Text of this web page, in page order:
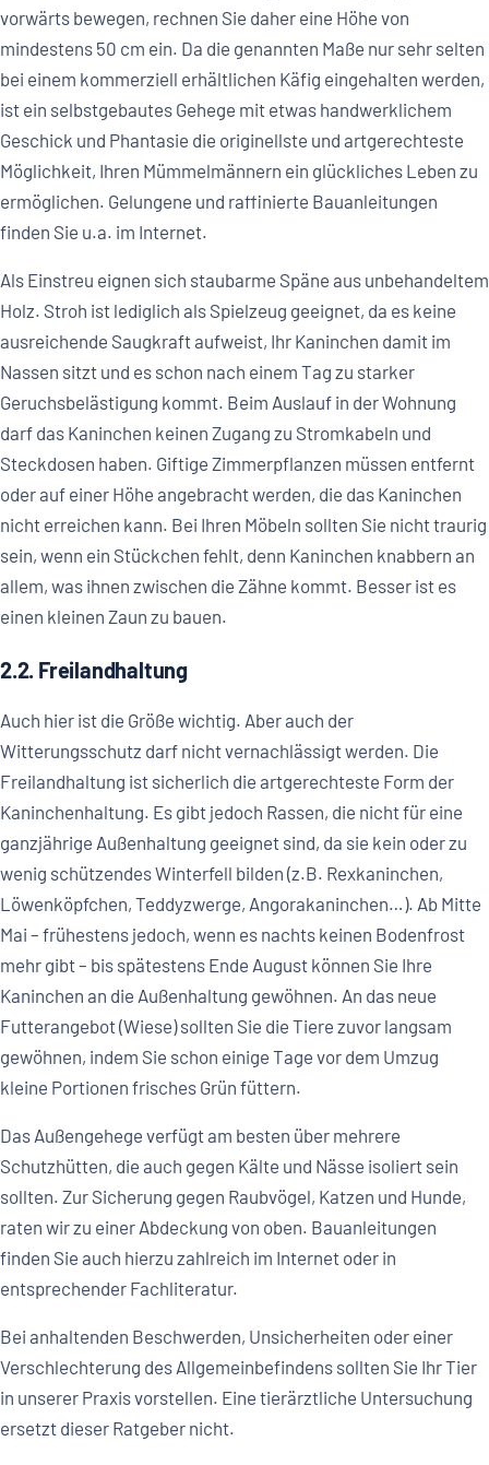
vorwärts bewegen, rechnen Sie daher eine Höhe von
mindestens 50 cm ein. Da die genannten Maße nur sehr selten
bei einem kommerziell erhältlichen Käfig eingehalten werden,
ist ein selbstgebautes Gehege mit etwas handwerklichem
Geschick und Phantasie die originellste und artgerechteste
Möglichkeit, Ihren Mümmelmännern ein glückliches Leben zu
ermöglichen. Gelungene und raffinierte Bauanleitungen
finden Sie u.a. im Internet.
Als Einstreu eignen sich staubarme Späne aus unbehandeltem
Holz. Stroh ist lediglich als Spielzeug geeignet, da es keine
ausreichende Saugkraft aufweist, Ihr Kaninchen damit im
Nassen sitzt und es schon nach einem Tag zu starker
Geruchsbelästigung kommt. Beim Auslauf in der Wohnung
darf das Kaninchen keinen Zugang zu Stromkabeln und
Steckdosen haben. Giftige Zimmerpflanzen müssen entfernt
oder auf einer Höhe angebracht werden, die das Kaninchen
nicht erreichen kann. Bei Ihren Möbeln sollten Sie nicht traurig
sein, wenn ein Stückchen fehlt, denn Kaninchen knabbern an
allem, was ihnen zwischen die Zähne kommt. Besser ist es
einen kleinen Zaun zu bauen.
2.2. Freilandhaltung
Auch hier ist die Größe wichtig. Aber auch der
Witterungsschutz darf nicht vernachlässigt werden. Die
Freilandhaltung ist sicherlich die artgerechteste Form der
Kaninchenhaltung. Es gibt jedoch Rassen, die nicht für eine
ganzjährige Außenhaltung geeignet sind, da sie kein oder zu
wenig schützendes Winterfell bilden (z.B. Rexkaninchen,
Löwenköpfchen, Teddyzwerge, Angorakaninchen…). Ab Mitte
Mai – frühestens jedoch, wenn es nachts keinen Bodenfrost
mehr gibt – bis spätestens Ende August können Sie Ihre
Kaninchen an die Außenhaltung gewöhnen. An das neue
Futterangebot (Wiese) sollten Sie die Tiere zuvor langsam
gewöhnen, indem Sie schon einige Tage vor dem Umzug
kleine Portionen frisches Grün füttern.
Das Außengehege verfügt am besten über mehrere
Schutzhütten, die auch gegen Kälte und Nässe isoliert sein
sollten. Zur Sicherung gegen Raubvögel, Katzen und Hunde,
raten wir zu einer Abdeckung von oben. Bauanleitungen
finden Sie auch hierzu zahlreich im Internet oder in
entsprechender Fachliteratur.
Bei anhaltenden Beschwerden, Unsicherheiten oder einer
Verschlechterung des Allgemeinbefindens sollten Sie Ihr Tier
in unserer Praxis vorstellen. Eine tierärztliche Untersuchung
ersetzt dieser Ratgeber nicht.